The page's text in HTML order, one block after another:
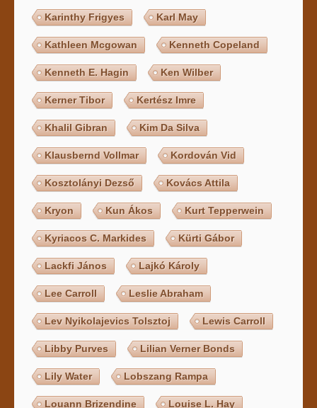
Karinthy Frigyes Karl May
Kathleen Mcgowan Kenneth Copeland
Kenneth E. Hagin Ken Wilber
Kerner Tibor Kertész Imre
Khalil Gibran Kim Da Silva
Klausbernd Vollmar Kordován Vid
Kosztolányi Dezső Kovács Attila
Kryon Kun Ákos Kurt Tepperwein
Kyriacos C. Markides Kürti Gábor
Lackfi János Lajkó Károly
Lee Carroll Leslie Abraham
Lev Nyikolajevics Tolsztoj Lewis Carroll
Libby Purves Lilian Verner Bonds
Lily Water Lobszang Rampa
Louann Brizendine Louise L. Hay